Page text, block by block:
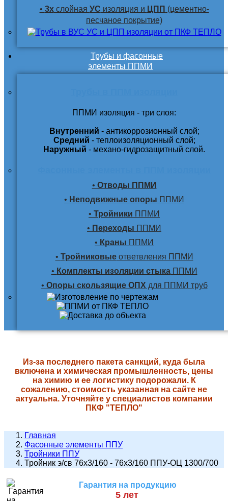
• 3хслойная УС изоляция и ЦПП (цементно-
песчаное покрытие)
Трубы и фасонные
элементы ППМИ
ППМИ изоляция - три слоя:
Внутренний - антикоррозионный слой;
Средний - теплоизоляционный слой;
Наружный - механо-гидрозащитный слой.
• Отводы ППМИ
• Неподвижные опоры ППМИ
• Тройники ППМИ
• Переходы ППМИ
• Краны ППМИ
• Тройниковыеответвления ППМИ
• Комплекты изоляции стыкаППМИ
• Опоры скользящие ОПХ для ППМИ труб
Из-за последнего пакета санкций, куда была
включена и химическая промышленность, цены
на химию и ее логистику подорожали. К
сожалению, стоимость указанная на сайте не
актуальна. Уточняйте у специалистов компании
ПКФ "ТЕПЛО"
Главная
Фасонные элементы ППУ
Тройники ППУ
Тройник э/св 76х3/160 - 76х3/160 ППУ-ОЦ 1300/700
Гарантия на продукцию
5 лет